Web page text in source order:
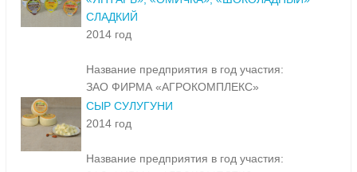
СЛАДКИЙ
2014 год
Название предприятия в год участия:
ЗАО ФИРМА «АГРОКОМПЛЕКС»
СЫР СУЛУГУНИ
2014 год
Название предприятия в год участия: